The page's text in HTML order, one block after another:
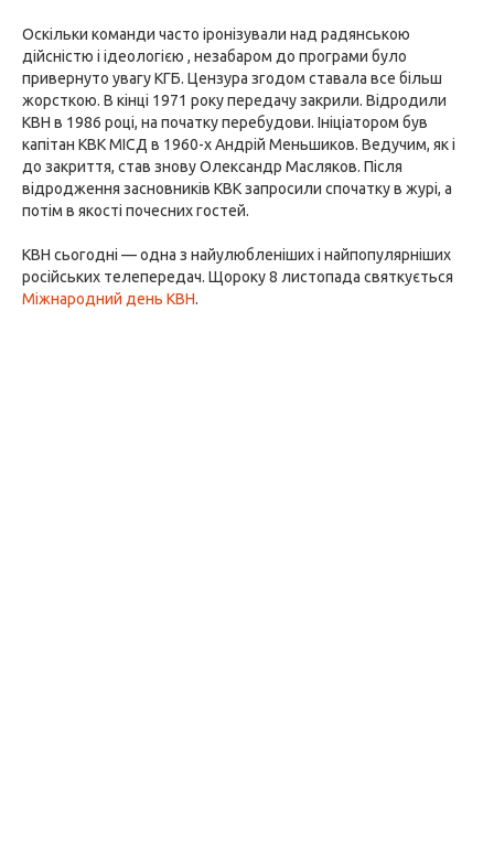
Оскільки команди часто іронізували над радянською
дійсністю і ідеологією , незабаром до програми було
привернуто увагу КГБ. Цензура згодом ставала все більш
жорсткою. В кінці 1971 року передачу закрили. Відродили
КВН в 1986 році, на початку перебудови. Ініціатором був
капітан КВК МІСД в 1960-х Андрій Меньшиков. Ведучим, як і
до закриття, став знову Олександр Масляков. Після
відродження засновників КВК запросили спочатку в журі, а
потім в якості почесних гостей.
КВН сьогодні — одна з найулюбленіших і найпопулярніших
російських телепередач. Щороку 8 листопада святкується
Міжнародний день КВН.